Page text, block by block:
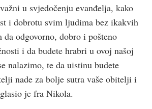
u svjedočenju evanđelja, kako
i dobrotu svim ljudima bez ikakvih
odgovorno, dobro i pošteno
i da budete hrabri u ovoj našoj
nalazimo, te da uistinu budete
nade za bolje sutra vaše obitelji i
je fra Nikola.